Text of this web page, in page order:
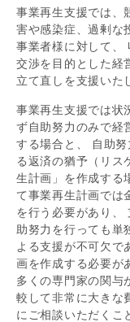
事業再生支援では、
害や感染症、過剰な
事業者様に対して、
交渉を目的とした経
立て直しを支援いた
事業再生支援では状
ず自助努力のみで経
する場合と、 自助
る返済の猶予（リス
生計画」を作成する
て事業再生計画では
を行う必要があり、
助努力を行っても単
よる支援が不可欠で
画を作成する必要が
多くの専門家の関与
較して非常に大きな
にご相談いただくこ